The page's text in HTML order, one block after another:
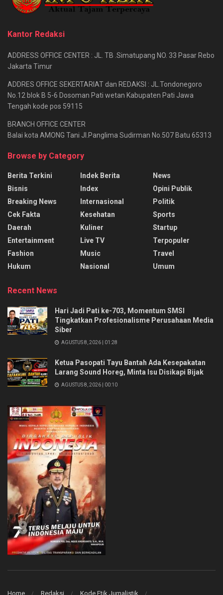
Kantor Redaksi
ADDRESS OFFICE CENTER : JL. TB .Simatupang NO. 33 Pasar Rebo
Jakarta Timur
ADDRES OFFICE SEKERTARIAT dan REDAKSI : JL.Tondonegoro
No.12 blok B 5-6 Dosoman Pati wetan Kabupaten Pati Jawa
Tengah kode pos 59115
BRANCH OFFICE CENTER
Balai kota AMONG Tani Jl.Panglima Sudirman No.507 Batu 65313
Browse by Category
Berita Terkini
Bisnis
Breaking News
Cek Fakta
Daerah
Entertainment
Fashion
Hukum
Indek Berita
Index
Internasional
Kesehatan
Kuliner
Live TV
Music
Nasional
News
Opini Publik
Politik
Sports
Startup
Terpopuler
Travel
Umum
Recent News
Hari Jadi Pati ke-703, Momentum SMSI
Tingkatkan Profesionalisme Perusahaan Media
Siber
AGUSTUS 8, 2026 | 01:28
Ketua Pasopati Tayu Bantah Ada Kesepakatan
Larang Sound Horeg, Minta Isu Disikapi Bijak
AGUSTUS 8, 2026 | 00:10
Home Redaksi Kode Etik Jurnalistik